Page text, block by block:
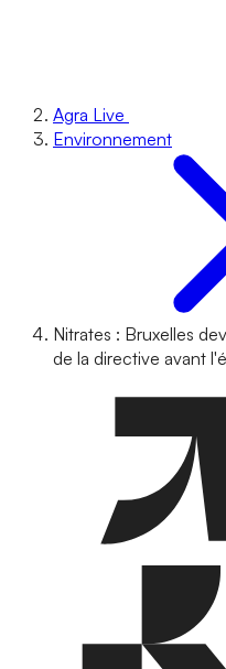
Agra Live
Environnement
Nitrates : Bruxelles
de la directive avant